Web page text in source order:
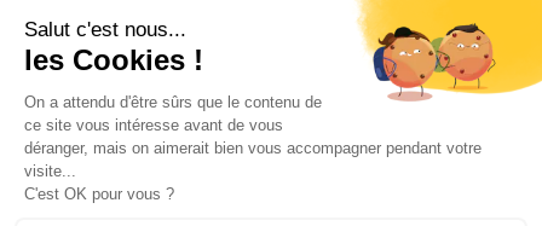
Connexion
Flux des publications
Flux des commentaires
Site de WordPress-FR
Acséa
1 impasse des Ormes